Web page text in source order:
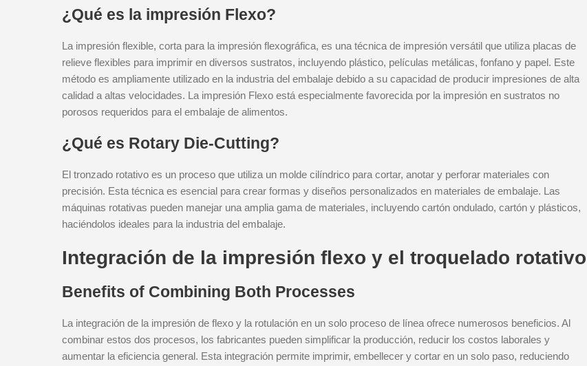
¿Qué es la impresión Flexo?
La impresión flexible, corta para la impresión flexográfica, es una técnica de impresión versátil que utiliza placas de
relieve flexibles para imprimir en diversos sustratos, incluyendo plástico, películas metálicas, fonfano y papel. Este
método es ampliamente utilizado en la industria del embalaje debido a su capacidad de producir impresiones de alta
calidad a altas velocidades. La impresión Flexo está especialmente favorecida por la impresión en sustratos no
porosos requeridos para el embalaje de alimentos.
¿Qué es Rotary Die-Cutting?
El tronzado rotativo es un proceso que utiliza un molde cilíndrico para cortar, anotar y perforar materiales con
precisión. Esta técnica es esencial para crear formas y diseños personalizados en materiales de embalaje. Las
máquinas rotativas pueden manejar una amplia gama de materiales, incluyendo cartón ondulado, cartón y plásticos,
haciéndolos ideales para la industria del embalaje.
Integración de la impresión flexo y el troquelado rotativo
Benefits of Combining Both Processes
La integración de la impresión de flexo y la rotulación en un solo proceso de línea ofrece numerosos beneficios. Al
combinar estos dos procesos, los fabricantes pueden simplificar la producción, reducir los costos laborales y
aumentar la eficiencia general. Esta integración permite imprimir, embellecer y cortar en un solo paso, reduciendo